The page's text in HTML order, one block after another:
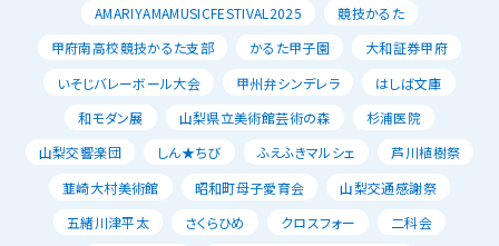
AMARIYAMAMUSICFESTIVAL2025
競技かるた
甲府南高校競技かるた支部
かるた甲子園
大和証券甲府
いそじバレーボール大会
甲州弁シンデレラ
はしば文庫
和モダン展
山梨県立美術館芸術の森
杉浦医院
山梨交響楽団
しん★ちび ふえふきマルシェ
芦川植樹祭
韮崎大村美術館
昭和町母子愛育会
山梨交通感謝祭
五緒川津平太
さくらひめ クロスフォー
二科会